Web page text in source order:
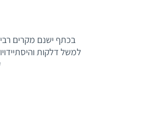
בכתף ישנם מקרים
למשל דלקות